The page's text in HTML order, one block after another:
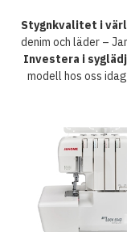
Stygnkvalitet i
denim och läder –
Investera i
modell hos oss